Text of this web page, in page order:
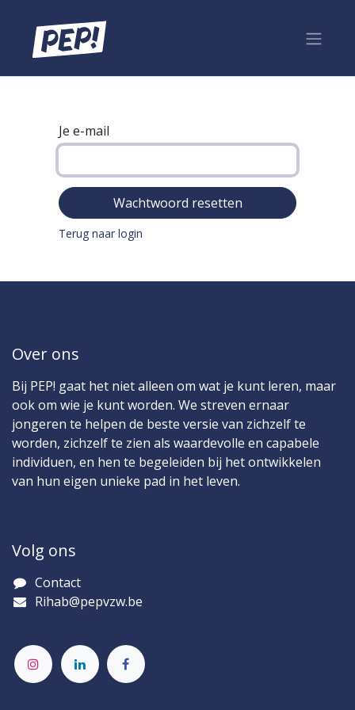
Je e-mail
Wachtwoord resetten
Terug naar login
Over ons
Bij PEP! gaat het niet alleen om wat je kunt leren, maar
ook om wie je kunt worden. We streven ernaar
jongeren te helpen de beste versie van zichzelf te
worden, zichzelf te zien als waardevolle en capabele
individuen, en hen te begeleiden bij het ontwikkelen
van hun eigen unieke pad in het leven.
Volg ons
Contact​
Rihab@pepvzw.be